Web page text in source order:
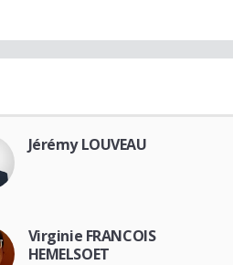
Jérémy LOUVEAU
Virginie FRANCOIS
HEMELSOET